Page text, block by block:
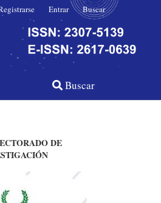
Buscar
Entrar Buscar
DE